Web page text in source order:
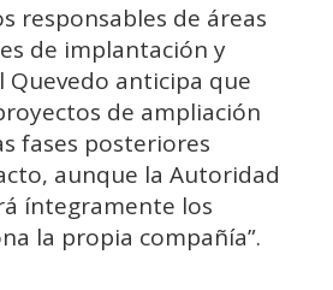
responsables de áreas
de implantación y
Quevedo anticipa que
de ampliación
fases posteriores
aunque la Autoridad
íntegramente los
la propia compañía”.